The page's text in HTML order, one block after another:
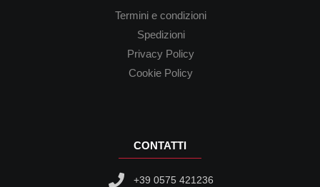
Termini e condizioni
Spedizioni
Privacy Policy
Cookie Policy
CONTATTI
+39 0575 421236